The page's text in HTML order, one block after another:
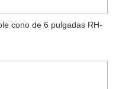
cono de 6 pulgadas RH-